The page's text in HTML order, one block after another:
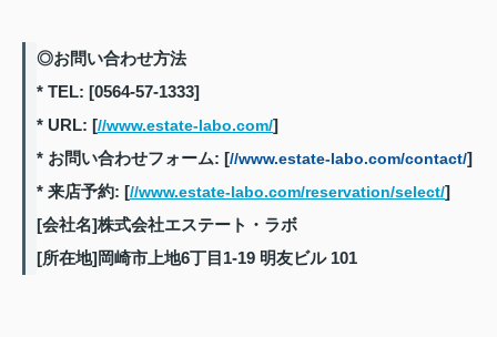
◎お問い合わせ方法
* TEL: [0564-57-1333]
* URL: [//www.estate-labo.com/]
* お問い合わせフォーム: [//www.estate-labo.com/contact/]
* 来店予約: [//www.estate-labo.com/reservation/select/]
[会社名]株式会社エステート・ラボ
[所在地]岡崎市上地6丁目1-19 明友ビル 101